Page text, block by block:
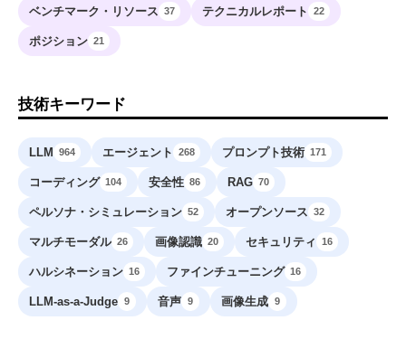
ベンチマーク・リソース 37 テクニカルレポート 22
ポジション 21
技術キーワード
LLM 964 エージェント 268 プロンプト技術 171
コーディング 104 安全性 86 RAG 70
ペルソナ・シミュレーション 52 オープンソース 32
マルチモーダル 26 画像認識 20 セキュリティ 16
ハルシネーション 16 ファインチューニング 16
LLM-as-a-Judge 9 音声 9 画像生成 9